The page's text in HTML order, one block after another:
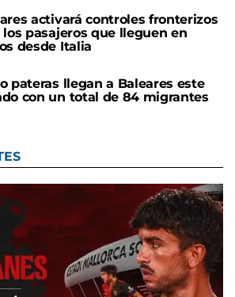
activará controles fronterizos
los pasajeros que lleguen en
desde Italia
pateras llegan a Baleares este
con un total de 84 migrantes